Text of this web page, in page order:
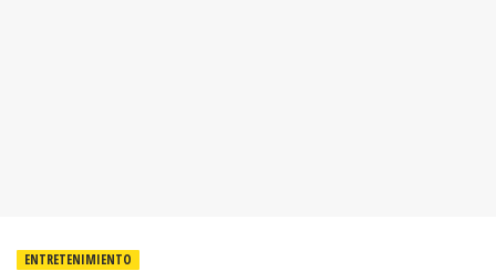
ENTRETENIMIENTO